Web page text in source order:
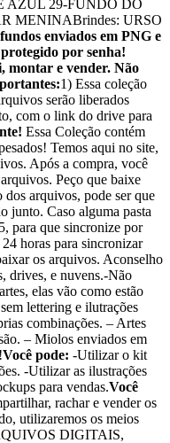
AZUL 29-FUNDO DO
MENINABrindes: URSO
enviados em PNG e
por senha!
montar e vender. Não
1) Essa coleção
serão liberados
com o link do drive para
Essa Coleção contém
Temos aqui no site,
Após a compra, você
Peço que baixe
dos arquivos, pode ser que
junto. Caso alguma pasta
para que sincronize por
horas para sincronizar
os arquivos. Aconselho
drives, e nuvens.-Não
elas vão como estão
lettering e ilutrações
combinações. – Artes
– Miolos enviados em
Você pode: -Utilizar o kit
-Utilizar as ilustrações
para vendas.Você
rachar e vender os
utilizaremos os meios
DIGITAIS,